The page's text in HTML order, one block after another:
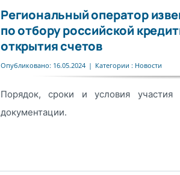
Региональный оператор
по отбору российской
открытия счетов
Опубликовано: 16.05.2024 | Категории : Новости
Порядок, сроки и условия
документации.